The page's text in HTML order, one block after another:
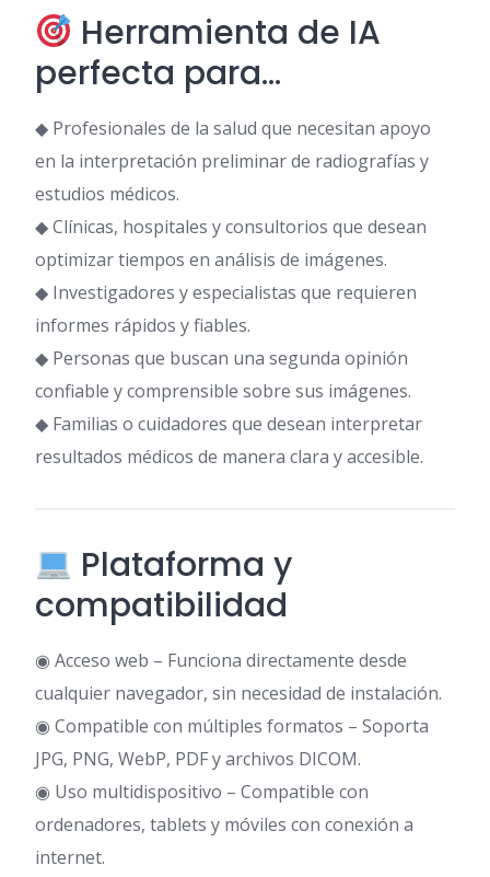
Herramienta de IA
perfecta para…
◆ Profesionales de la salud que necesitan apoyo
en la interpretación preliminar de radiografías y
estudios médicos.
◆ Clínicas, hospitales y consultorios que desean
optimizar tiempos en análisis de imágenes.
◆ Investigadores y especialistas que requieren
informes rápidos y fiables.
◆ Personas que buscan una segunda opinión
confiable y comprensible sobre sus imágenes.
◆ Familias o cuidadores que desean interpretar
resultados médicos de manera clara y accesible.
Plataforma y
compatibilidad
◉ Acceso web – Funciona directamente desde
cualquier navegador, sin necesidad de instalación.
◉ Compatible con múltiples formatos – Soporta
JPG, PNG, WebP, PDF y archivos DICOM.
◉ Uso multidispositivo – Compatible con
ordenadores, tablets y móviles con conexión a
internet.